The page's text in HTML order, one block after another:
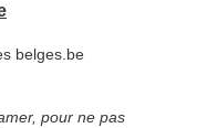
belges.be
pour ne pas